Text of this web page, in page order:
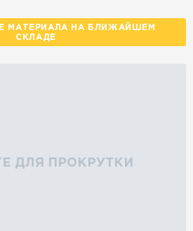
МАТЕРИАЛА НА БЛИЖАЙШЕМ
СКЛАДЕ
ДЛЯ ПРОКРУТКИ